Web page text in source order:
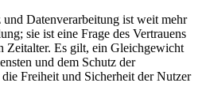
Datenverarbeitung ist weit mehr
sie ist eine Frage des Vertrauens
Zeitalter. Es gilt, ein Gleichgewicht
und dem Schutz der
Freiheit und Sicherheit der Nutzer